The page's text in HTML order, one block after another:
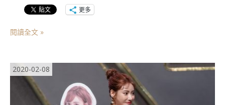
更多
閱讀全文 »
2020-02-08